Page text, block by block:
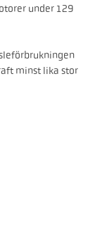
under 129
minst lika stor